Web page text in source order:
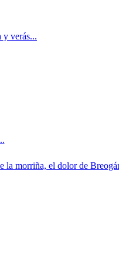
y verás...
la morriña, el dolor de